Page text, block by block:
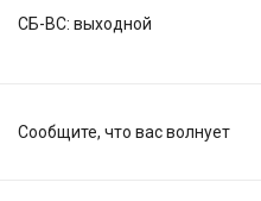
СБ-ВС: выходной
Сообщите, что вас волнует